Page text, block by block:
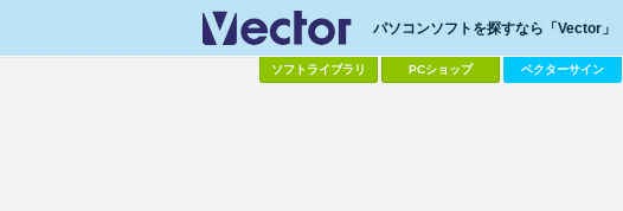
パソコンソフトを探すなら「Vector」
ソフトライブラリ PCショップ ベクターサイン